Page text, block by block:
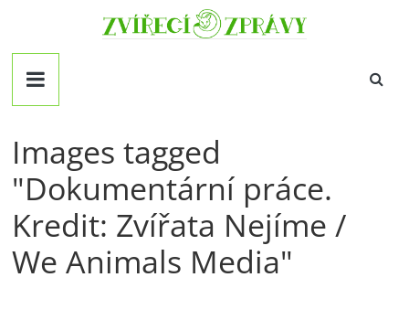
obsahZvirecizpravy.cz
pro
všechny
zvířat
Images tagged
"Dokumentární práce.
Kredit: Zvířata Nejíme /
We Animals Media"